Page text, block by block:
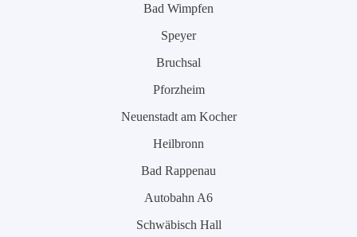
Bad Wimpfen
Speyer
Bruchsal
Pforzheim
Neuenstadt am Kocher
Heilbronn
Bad Rappenau
Autobahn A6
Schwäbisch Hall